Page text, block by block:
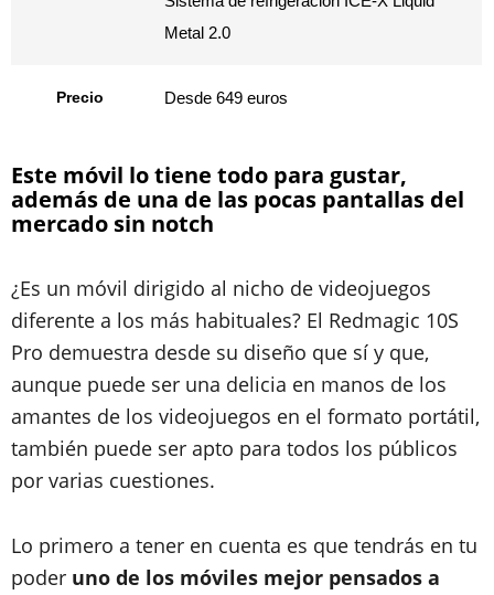
Metal 2.0
Precio Desde 649 euros
Este móvil lo tiene todo para gustar,
además de una de las pocas pantallas del
mercado sin notch
¿Es un móvil dirigido al nicho de videojuegos
diferente a los más habituales? El Redmagic 10S
Pro demuestra desde su diseño que sí y que,
aunque puede ser una delicia en manos de los
amantes de los videojuegos en el formato portátil,
también puede ser apto para todos los públicos
por varias cuestiones.
Lo primero a tener en cuenta es que tendrás en tu
poder uno de los móviles mejor pensados a